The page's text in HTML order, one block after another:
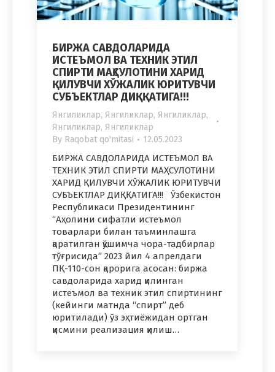
БИРЖА САВДОЛАРИДА
ИСТЕЪМОЛ ВА ТЕХНИК ЭТИЛ
СПИРТИ МАҲСУЛОТИНИ ХАРИД
ҚИЛУВЧИ ХЎЖАЛИК ЮРИТУВЧИ
СУБЪЕКТЛАР ДИҚҚАТИГА!!!
Янгиликлар, Янгиликлар, Янгиликлар,
Янгиликлар, Янгиликлар
By Raqobat qo'mitasi 12.05.2023
БИРЖА САВДОЛАРИДА ИСТЕЪМОЛ ВА
ТЕХНИК ЭТИЛ СПИРТИ МАҲСУЛОТИНИ
ХАРИД ҚИЛУВЧИ ХЎЖАЛИК ЮРИТУВЧИ
СУБЪЕКТЛАР ДИҚҚАТИГА!!! Ўзбекистон
Республикаси Президентининг
“Аҳолини сифатли истеъмол
товарлари билан таъминлашга
қаратилган қўшимча чора-тадбирлар
тўғрисида” 2023 йил 4 апрелдаги
ПҚ-110-сон қарорига асосан: биржа
савдоларида харид қилинган
истеъмол ва техник этил спиртининг
(кейинги матнда “спирт” деб
юритилади) ўз эҳтиёжидан ортган
қисмини реализация қилиш…